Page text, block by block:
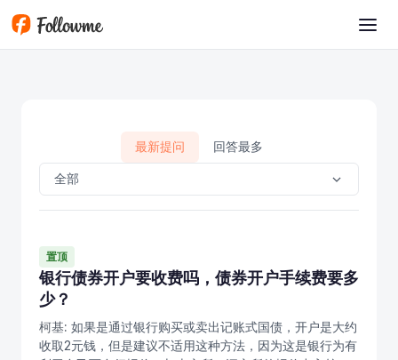
跳转到主要内容
最新提问 回答最多
全部
置顶
银行债券开户要收费吗，债券开户手续费要多
少？
柯基: 如果是通过银行购买或卖出记账式国债，开户是大约
收取2元钱，但是建议不适用这种方法，因为这是银行为有